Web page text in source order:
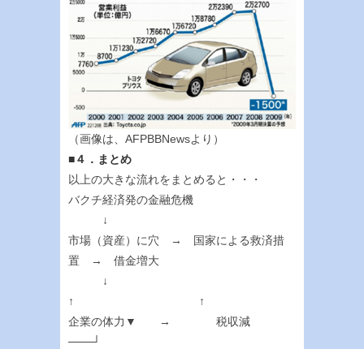
（画像は、AFPBBNewsより）
■４．まとめ
以上の大きな流れをまとめると・・・
バクチ経済発の金融危機
↓
市場（資産）に穴 → 国家による救済措
置 → 借金増大
↓
↑ ↑
企業の体力▼ → 税収減
───┘